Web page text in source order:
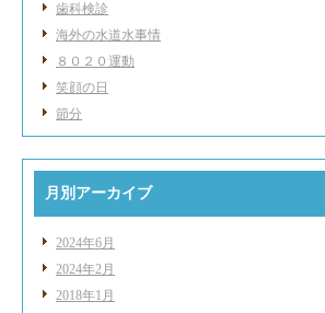
歯科検診
海外の水道水事情
８０２０運動
笑顔の日
節分
月別アーカイブ
2024年6月
2024年2月
2018年1月